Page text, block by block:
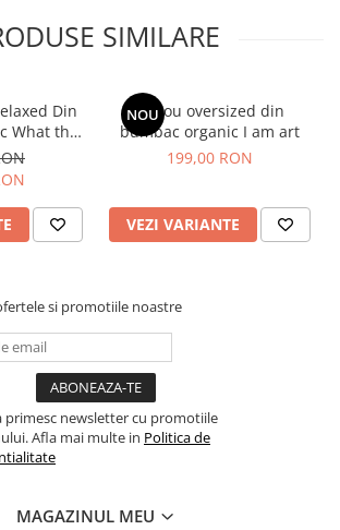
SIMILARE
Din
What the
NOU
Tricou oversized din
bumbac organic I am art
199,00 RON
VEZI VARIANTE
si promotiile noastre
primesc newsletter cu promotiile
Afla mai multe in Politica de
MAGAZINUL MEU